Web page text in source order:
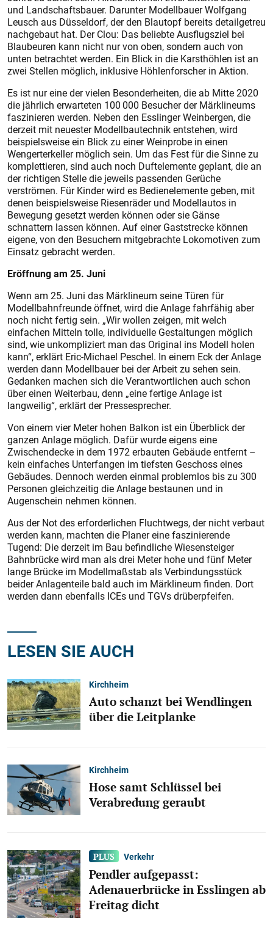
und Landschaftsbauer. Darunter Modellbauer Wolfgang
Leusch aus Düsseldorf, der den Blautopf bereits detailgetreu
nachgebaut hat. Der Clou: Das beliebte Ausflugsziel bei
Blaubeuren kann nicht nur von oben, sondern auch von
unten betrachtet werden. Ein Blick in die Karsthöhlen ist an
zwei Stellen möglich, inklusive Höhlenforscher in Aktion.
Es ist nur eine der vielen Besonderheiten, die ab Mitte 2020
die jährlich erwarteten 100 000 Besucher der Märklineums
faszinieren werden. Neben den Esslinger Weinbergen, die
derzeit mit neues­ter Modellbautechnik entstehen, wird
beispielsweise ein Blick zu einer Weinprobe in einen
Wengerterkeller möglich sein. Um das Fest für die Sinne zu
komplettieren, sind auch noch Duft­elemente geplant, die an
der richtigen Stelle die jeweils passenden Gerüche
verströmen. Für Kinder wird es Bedienelemente geben, mit
denen beispielsweise Riesenräder und Modellautos in
Bewegung gesetzt werden können oder sie Gänse
schnattern lassen können. Auf einer Gaststrecke können
eigene, von den Besuchern mitgebrachte Lokomotiven zum
Einsatz gebracht werden.
Eröffnung am 25. Juni
Wenn am 25. Juni das Märkli­neum seine Türen für
Modellbahnfreunde öffnet, wird die Anlage fahrfähig aber
noch nicht fertig sein. „Wir wollen zeigen, mit welch
einfachen Mitteln tolle, individuelle Gestaltungen möglich
sind, wie unkompliziert man das Original ins Modell holen
kann“, erklärt Eric-Michael Peschel. In einem Eck der Anlage
werden dann Modellbauer bei der Arbeit zu sehen sein.
Gedanken machen sich die Verantwortlichen auch schon
über einen Weiterbau, denn „eine fertige Anlage ist
langweilig“, erklärt der Pressesprecher.
Von einem vier Meter hohen Balkon ist ein Überblick der
ganzen Anlage möglich. Dafür wurde eigens eine
Zwischendecke in dem 1972 erbauten Gebäude entfernt –
kein einfaches Unterfangen im tiefsten Geschoss eines
Gebäudes. Dennoch werden einmal problemlos bis zu 300
Personen gleichzeitig die Anlage bestaunen und in
Augenschein nehmen können.
Aus der Not des erforderlichen Fluchtwegs, der nicht verbaut
werden kann, machten die Planer eine faszinierende
Tugend: Die derzeit im Bau befindliche Wiesensteiger
Bahnbrücke wird man als drei Meter hohe und fünf Meter
lange Brücke im Modellmaßstab als Verbindungsstück
beider Anlagenteile bald auch im Märklineum finden. Dort
werden dann ebenfalls ICEs und TGVs drüberpfeifen.
LESEN SIE AUCH
Kirchheim
Auto schanzt bei Wendlingen
über die Leitplanke
Kirchheim
Hose samt Schlüssel bei
Verabredung geraubt
Verkehr
Pendler aufgepasst:
Adenauerbrücke in Esslingen ab
Freitag dicht